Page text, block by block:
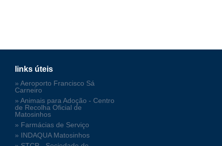
links úteis
» Aeroporto Francisco Sá
Carneiro
» Animais para Adoção - Centro
de Recolha Oficial de
Matosinhos
» Farmácias de Serviço
» INDAQUA Matosinhos